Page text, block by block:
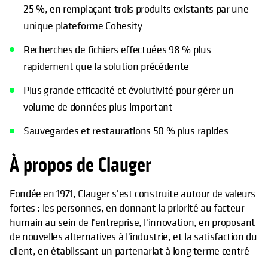
25 %, en remplaçant trois produits existants par une
unique plateforme Cohesity
Recherches de fichiers effectuées 98 % plus
rapidement que la solution précédente
Plus grande efficacité et évolutivité pour gérer un
volume de données plus important
Sauvegardes et restaurations 50 % plus rapides
À propos de Clauger
Fondée en 1971, Clauger s'est construite autour de valeurs
fortes : les personnes, en donnant la priorité au facteur
humain au sein de l'entreprise, l'innovation, en proposant
de nouvelles alternatives à l'industrie, et la satisfaction du
client, en établissant un partenariat à long terme centré